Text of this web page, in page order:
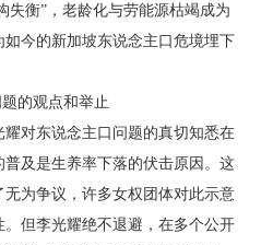
失衡”，老龄化与劳能源枯竭成为
今的新加坡东说念主口危境埋下
的观点和举止
对东说念主口问题的真切知悉在
及是生养率下落的伏击原因。这
无为争议，许多女权团体对此示意
但李光耀绝不退避，在多个公开